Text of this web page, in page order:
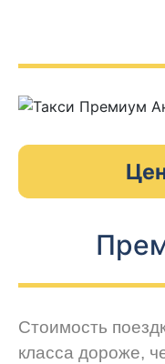
Стоимость
класса дороже,